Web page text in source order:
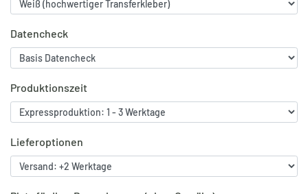
Datencheck
Produktionszeit
Lieferoptionen